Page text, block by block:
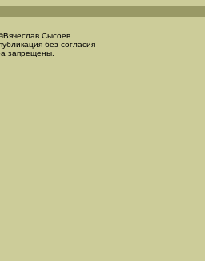
Сысоев.
без согласия
запрещены.